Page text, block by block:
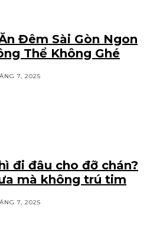
Đêm Sài Gòn Ngon
Thể Không Ghé
7, 2025
đi đâu cho đỡ chán?
mà không trú tim
7, 2025